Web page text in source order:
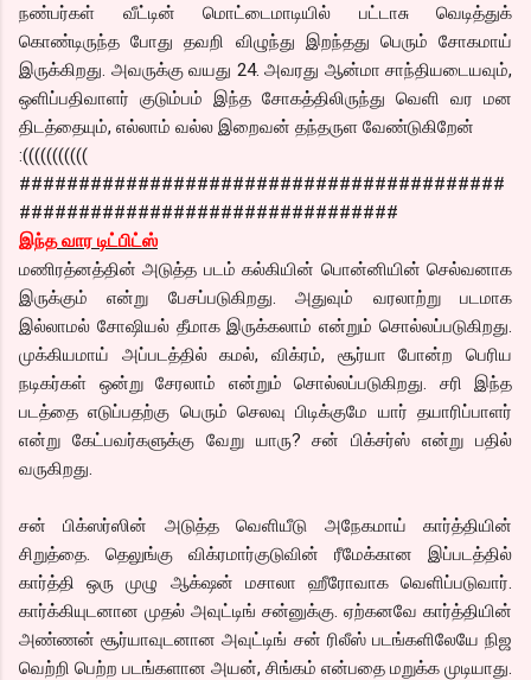
நண்பர்கள் வீட்டின் மொட்டைமாடியில் பட்டாசு வெடித்துக்
கொண்டிருந்த போது தவறி விழுந்து இறந்தது பெரும் சோகமாய்
இருக்கிறது. அவருக்கு வயது 24. அவரது ஆன்மா சாந்தியடையவும்,
ஒளிப்பதிவாளர் குடும்பம் இந்த சோகத்திலிருந்து வெளி வர மன
திடத்தையும், எல்லாம் வல்ல இறைவன் தந்தருள வேண்டுகிறேன்
:(((((((((((
#########################################
################################
இந்த வார டிட்பிட்ஸ்
மணிரத்னத்தின் அடுத்த படம் கல்கியின் பொன்னியின் செல்வனாக
இருக்கும் என்று பேசப்படுகிறது. அதுவும் வரலாற்று படமாக
இல்லாமல் சோஷியல் தீமாக இருக்கலாம் என்றும் சொல்லப்படுகிறது.
முக்கியமாய் அப்படத்தில் கமல், விக்ரம், சூர்யா போன்ற பெரிய
நடிகர்கள் ஒன்று சேரலாம் என்றும் சொல்லப்படுகிறது. சரி இந்த
படத்தை எடுப்பதற்கு பெரும் செலவு பிடிக்குமே யார் தயாரிப்பாளர்
என்று கேட்பவர்களுக்கு வேறு யாரு? சன் பிக்சர்ஸ் என்று பதில்
வருகிறது.
சன் பிக்ஸர்ஸின் அடுத்த வெளியீடு அநேகமாய் கார்த்தியின்
சிறுத்தை. தெலுங்கு விக்ரமார்குடுவின் ரீமேக்கான இப்படத்தில்
கார்த்தி ஒரு முழு ஆக்‌ஷன் மசாலா ஹீரோவாக வெளிப்படுவார்.
கார்க்கியுடனான முதல் அவுட்டிங் சன்னுக்கு. ஏற்கனவே கார்த்தியின்
அண்ணன் சூர்யாவுடனான அவுட்டிங் சன் ரிலீஸ் படங்களிலேயே நிஜ
வெற்றி பெற்ற படங்களான அயன், சிங்கம் என்பதை மறுக்க முடியாது.